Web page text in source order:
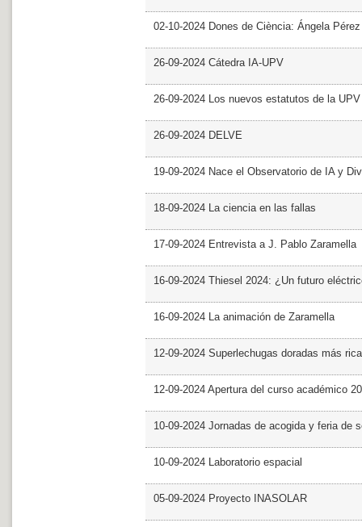
02-10-2024 Dones de Ciència: Ángela Pérez
26-09-2024 Cátedra IA-UPV
26-09-2024 Los nuevos estatutos de la
26-09-2024 DELVE
19-09-2024 Nace el Observatorio de IA y
18-09-2024 La ciencia en las fallas
17-09-2024 Entrevista a J. Pablo Zaramella
16-09-2024 Thiesel 2024: ¿Un futuro
16-09-2024 La animación de Zaramella
12-09-2024 Superlechugas doradas más
12-09-2024 Apertura del curso académico
10-09-2024 Jornadas de acogida y feria de
10-09-2024 Laboratorio espacial
05-09-2024 Proyecto INASOLAR